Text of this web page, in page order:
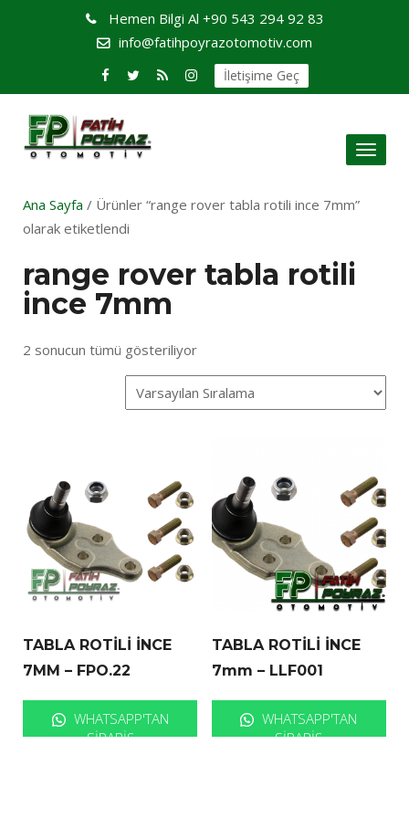
Hemen Bilgi Al +90 543 294 92 83
info@fatihpoyrazotomotiv.com
İletişime Geç
Toggle
Ana Sayfa / Ürünler “range rover tabla rotili ince 7mm”
olarak etiketlendi
range rover tabla rotili
ince 7mm
2 sonucun tümü gösteriliyor
TABLA ROTİLİ İNCE
7MM – FPO.22
WHATSAPP'TAN
SIPARIŞ
TABLA ROTİLİ İNCE
7mm – LLF001
WHATSAPP'TAN
SIPARIŞ